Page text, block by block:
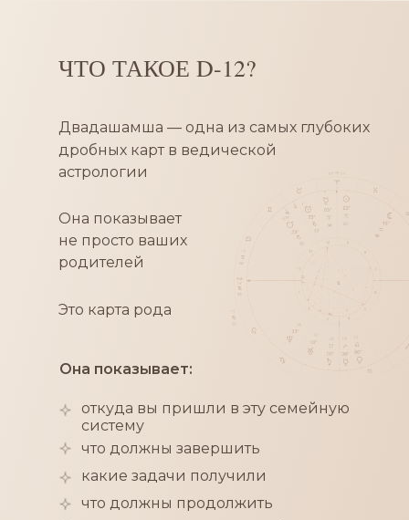
ЧТО ТАКОЕ D-12?
что должны завершить
что должны продолжить
какие задачи получили
откуда вы пришли в эту семейную
систему
Она показывает:
Она показывает
не просто ваших
родителей
дробных карт в ведической
астрологии
Двадашамша — одна из самых глубоких
Это карта рода